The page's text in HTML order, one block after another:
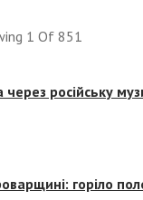
1 Of 851
через російську
горіло